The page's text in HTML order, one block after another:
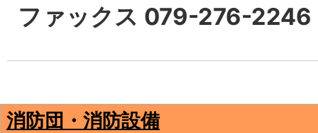
ファックス 079-276-2246
消防団・消防設備